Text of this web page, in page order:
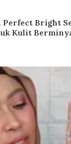
Perfect Bright
Kulit